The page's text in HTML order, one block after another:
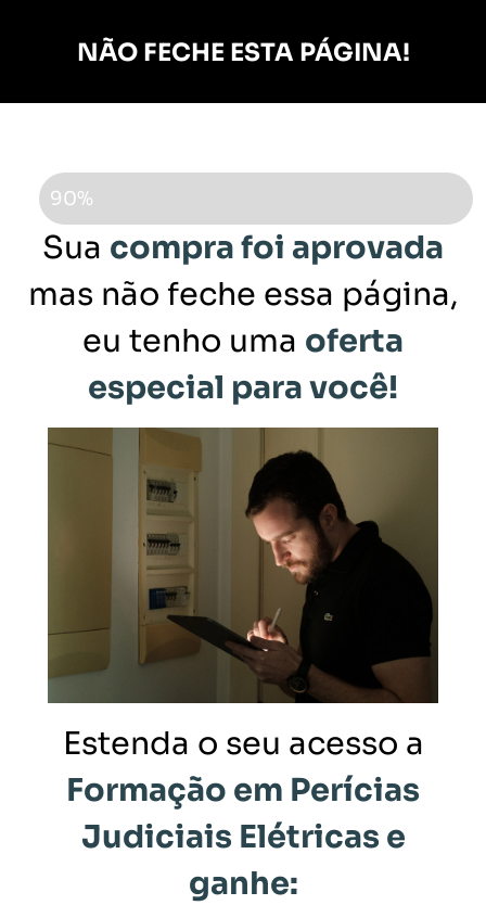
NÃO FECHE ESTA PÁGINA!
ATENÇÃO
90%
Sua compra foi aprovada
mas não feche essa página,
eu tenho uma oferta
especial para você!
Estenda o seu acesso a
Formação em Perícias
Judiciais Elétricas e
ganhe: